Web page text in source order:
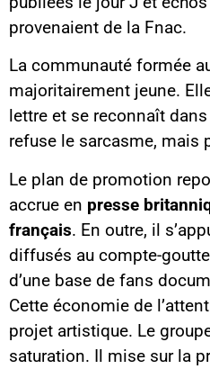
provenaient de la Fnac.
La communauté formée
majoritairement jeune.
lettre et se reconnaît
refuse le sarcasme, mais
Le plan de promotion
accrue en presse
français. En outre, il
diffusés au compte-
d’une base de fans
Cette économie de
projet artistique. Le
saturation. Il mise sur la